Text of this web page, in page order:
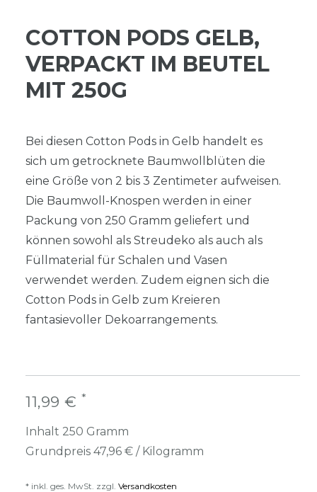
COTTON PODS GELB,
VERPACKT IM BEUTEL
MIT 250G
Bei diesen Cotton Pods in Gelb handelt es
sich um getrocknete Baumwollblüten die
eine Größe von 2 bis 3 Zentimeter aufweisen.
Die Baumwoll-Knospen werden in einer
Packung von 250 Gramm geliefert und
können sowohl als Streudeko als auch als
Füllmaterial für Schalen und Vasen
verwendet werden. Zudem eignen sich die
Cotton Pods in Gelb zum Kreieren
fantasievoller Dekoarrangements.
11,99 € *
Inhalt 250 Gramm
Grundpreis 47,96 € / Kilogramm
* inkl. ges. MwSt. zzgl. Versandkosten